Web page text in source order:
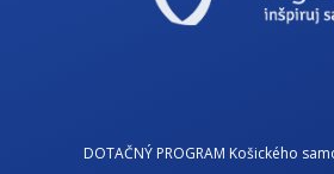
DOTAČNÝ PROGRAM Košického